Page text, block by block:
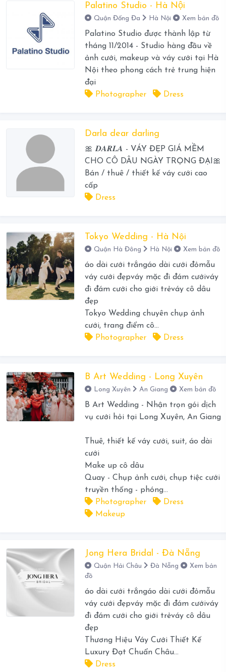
Palatino Studio - Hà Nội
Quận Đống Đa Hà Nội Xem bản đồ
Palatino Studio được thành lập từ
tháng 11/2014 - Studio hàng đầu về
ảnh cưới, makeup và váy cưới tại Hà
Nội theo phong cách trẻ trung hiện
đại
Photographer
Dress
Darla dear darling
🎀 𝑫𝑨𝑹𝑳𝑨 - VÁY ĐẸP GIÁ MỀM
CHO CÔ DÂU NGÀY TRỌNG ĐẠI🎀
Bán / thuê / thiết kế váy cưới cao
cấp
Dress
Tokyo Wedding - Hà Nội
Quận Hà Đông Hà Nội Xem bản đồ
áo dài cưới trắngáo dài cưới đỏmẫu
váy cưới đẹpváy mặc đi đám cướiváy
đi đám cưới cho giới trẻváy cô dâu
đẹp
Tokyo Wedding chuyên chụp ảnh
cưới, trang điểm cô...
Photographer
Dress
B Art Wedding - Long Xuyên
Long Xuyên An Giang Xem bản đồ
B Art Wedding - Nhận trọn gói dịch
vụ cưới hỏi tại Long Xuyên, An Giang
Thuê, thiết kế váy cưới, suit, áo dài
cưới
Make up cô dâu
Quay - Chụp ảnh cưới, chụp tiệc cưới
truyền thống - phóng...
Photographer
Dress
Makeup
Jong Hera Bridal - Đà Nẵng
Quận Hải Châu Đà Nẵng
Xem bản
đồ
áo dài cưới trắngáo dài cưới đỏmẫu
váy cưới đẹpváy mặc đi đám cướiváy
đi đám cưới cho giới trẻváy cô dâu
đẹp
Thương Hiệu Váy Cưới Thiết Kế
Luxury Đạt Chuẩn Châu...
Dress